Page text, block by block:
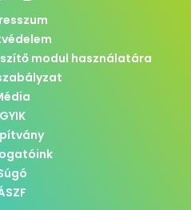
modul használatára
GYIK